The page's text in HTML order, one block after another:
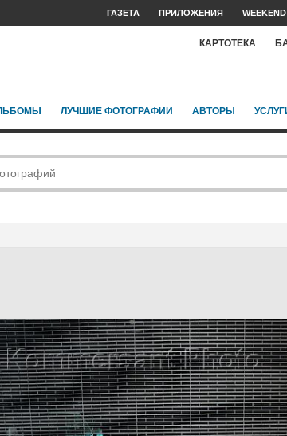
ГАЗЕТА ПРИЛОЖЕНИЯ WEEKEND
КАРТОТЕКА
ЛУЧШИЕ ФОТОГРАФИИ АВТОРЫ